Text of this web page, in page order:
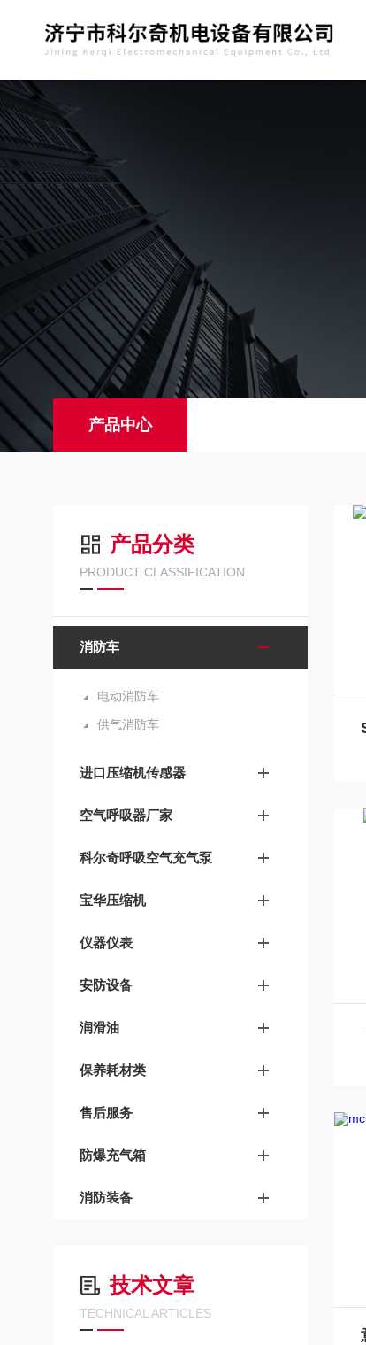
产品中心
产品分类
PRODUCT CLASSIFICATION
消防车
电动消防车
供气消防车
进口压缩机传感器
空气呼吸器厂家
科尔奇呼吸空气充气泵
宝华压缩机
仪器仪表
安防设备
润滑油
保养耗材类
售后服务
防爆充气箱
消防装备
技术文章
TECHNICAL ARTICLES